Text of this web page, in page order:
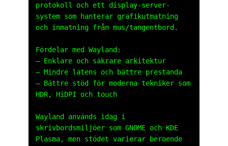
protokoll och ett display-server-
system som hanterar grafikutmatning
och inmatning från mus/tangentbord.
Fördelar med Wayland:
– Enklare och säkrare arkitektur
– Mindre latens och bättre prestanda
– Bättre stöd för moderna tekniker som
HDR, HiDPI och touch
Wayland används idag i
skrivbordsmiljöer som GNOME och KDE
Plasma, men stödet varierar beroende